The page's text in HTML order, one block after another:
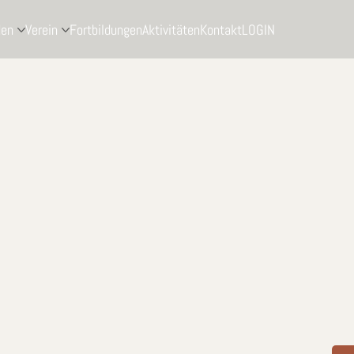
Verein FortbildungenAktivitätenKontaktLOGIN